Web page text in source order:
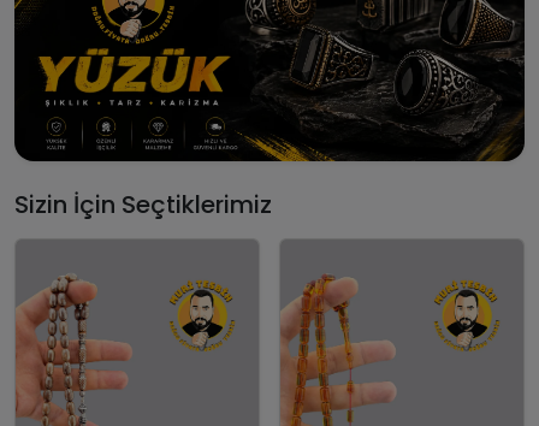
Sizin İçin Seçtiklerimiz